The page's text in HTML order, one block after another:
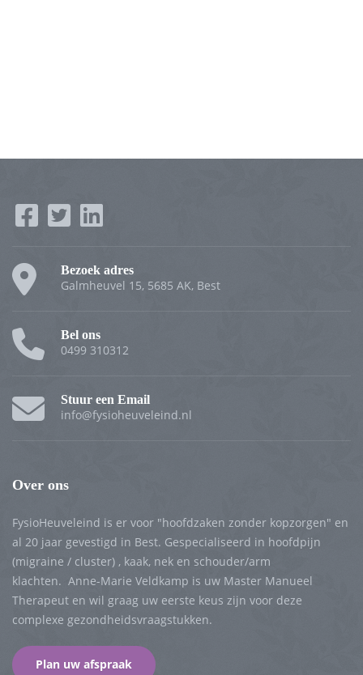
Bezoek adres
Galmheuvel 15, 5685 AK, Best
Bel ons
0499 310312
Stuur een Email
info@fysioheuveleind.nl
Over ons
FysioHeuveleind is er voor "hoofdzaken zonder kopzorgen" en
al 20 jaar gevestigd in Best. Gespecialiseerd in hoofdpijn
(migraine / cluster) , kaak, nek en schouder/arm
klachten. Anne-Marie Veldkamp is uw Master Manueel
Therapeut en wil graag uw eerste keus zijn voor deze
complexe gezondheidsvraagstukken.
Plan uw afspraak